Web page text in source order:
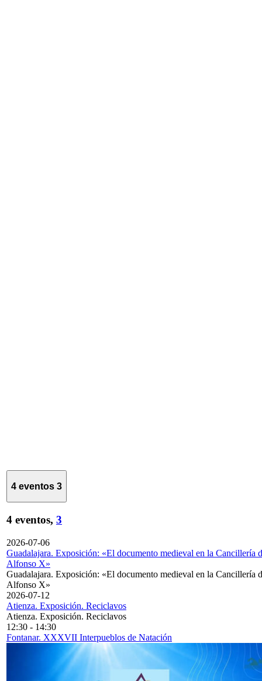
4 eventos 3
4 eventos, 3
2026-07-06
Guadalajara. Exposición: «El documento medieval en la Cancillería
Alfonso X»
Guadalajara. Exposición: «El documento medieval en la Cancillería
Alfonso X»
2026-07-12
Atienza. Exposición. Reciclavos
Atienza. Exposición. Reciclavos
12:30 - 14:30
Fontanar. XXXVII Interpueblos de Natación